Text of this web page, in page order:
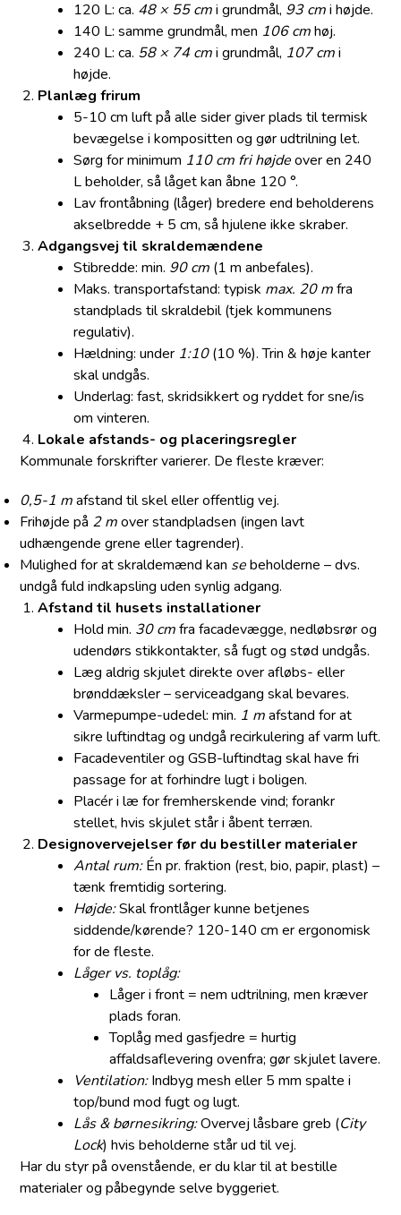
120 L: ca. 48 × 55 cmi grundmål, 93 cmi højde.
140 L: samme grundmål, men 106 cmhøj.
240 L: ca. 58 × 74 cmi grundmål, 107 cmi
højde.
Planlæg frirum
5-10 cm luft på alle sider giver plads til termisk
bevægelse i kompositten og gør udtrilning let.
Sørg for minimum 110 cm fri højdeover en 240
L beholder, så låget kan åbne 120 °.
Lav frontåbning (låger) bredere end beholderens
akselbredde + 5 cm, så hjulene ikke skraber.
Adgangsvej til skraldemændene
Sti­bredde: min. 90 cm (1 m anbefales).
Maks. transportafstand: typisk max. 20 mfra
standplads til skraldebil (tjek kommunens
regulativ).
Hældning: under 1:10(10 %). Trin & høje kanter
skal undgås.
Underlag: fast, skridsikkert og ryddet for sne/is
om vinteren.
Lokale afstands- og placeringsregler
Kommunale forskrifter varierer. De fleste kræver:
0,5-1 mafstand til skel eller offentlig vej.
Frihøjde på 2 mover standpladsen (ingen lavt
udhængende grene eller tagrender).
Mulighed for at skraldemænd kan sebeholderne – dvs.
undgå fuld indkapsling uden synlig adgang.
Afstand til husets installationer
Hold min. 30 cmfra facadevægge, nedløbsrør og
udendørs stikkontakter, så fugt og stød undgås.
Læg aldrig skjulet direkte over afløbs- eller
brønddæksler – service­adgang skal bevares.
Var­mepumpe-udedel: min. 1 mafstand for at
sikre luftindtag og undgå recirkulering af varm luft.
Facadeventiler og GSB-luftindtag skal have fri
passage for at forhindre lugt i boligen.
Placér i læ for fremherskende vind; forankr
stellet, hvis skjulet står i åbent terræn.
Designovervejelser før du bestiller materialer
Antal rum:Én pr. fraktion (rest, bio, papir, plast) –
tænk fremtidig sortering.
Højde:Skal frontlåger kunne betjenes
siddende/kørende? 120-140 cm er ergonomisk
for de fleste.
Låger vs. toplåg:
Låger i front = nem udtrilning, men kræver
plads foran.
Toplåg med gasfjedre = hurtig
affaldsaflevering ovenfra; gør skjulet lavere.
Ventilation:Indbyg mesh eller 5 mm spalte i
top/bund mod fugt og lugt.
Lås & børnesikring:Overvej låsbare greb (City
Lock) hvis beholderne står ud til vej.
Har du styr på ovenstående, er du klar til at bestille
materialer og påbegynde selve byggeriet.